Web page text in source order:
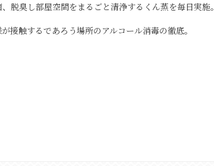
脱臭し部屋空間をまるごと清浄するくん蒸を毎日実施。
触するであろう場所のアルコール消毒の徹底。